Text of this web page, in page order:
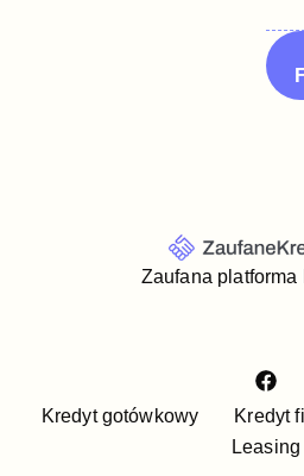
Zaufana platforma
Kredyt gotówkowy Kredyt
Leasing